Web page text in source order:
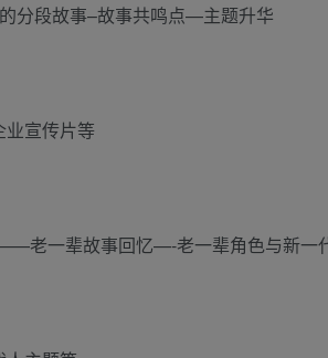
分段故事–故事共鸣点—主题升华
业宣传片等
老一辈故事回忆—-老一辈角色与新一